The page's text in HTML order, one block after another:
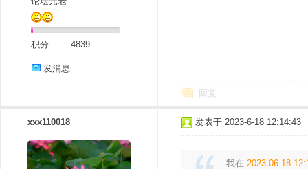
积分 4839
发消息
回复
xxx110018 发表于 2023-6-18 12:14:43
我在 2023-06-18